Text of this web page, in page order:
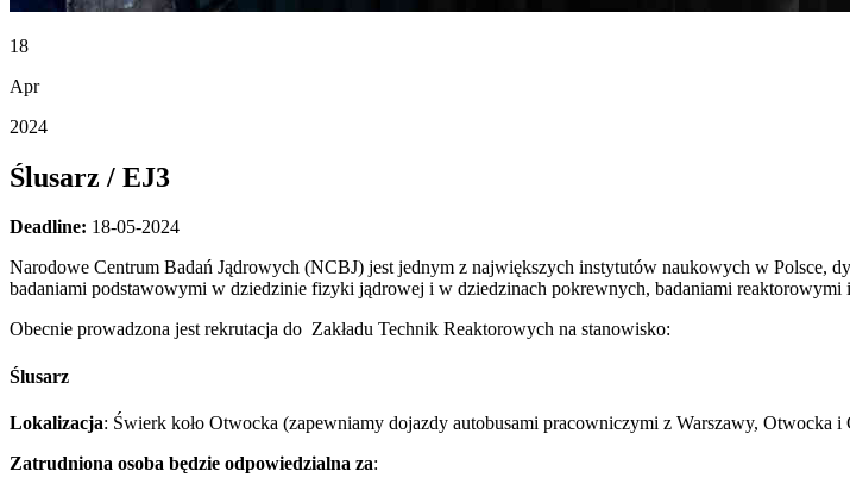
18
Apr
2024
Ślusarz / EJ3
Deadline: 18-05-2024
Narodowe Centrum Badań Jądrowych (NCBJ) jest jednym z największych instytutów naukowych w Polsce,
badaniami podstawowymi w dziedzinie fizyki jądrowej i w dziedzinach pokrewnych, badaniami
Obecnie prowadzona jest rekrutacja do Zakładu Technik Reaktorowych na stanowisko:
Ślusarz
Lokalizacja: Świerk koło Otwocka (zapewniamy dojazdy autobusami pracowniczymi z Warszawy, Otwocka i
Zatrudniona osoba będzie odpowiedzialna za: